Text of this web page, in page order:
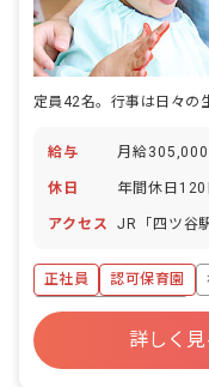
給与 月給
休日 年間休日
アクセス JR「四ツ谷
正社員 認可保育園
年間休日120日以上
寮・住宅・家賃補助あ
詳しく見